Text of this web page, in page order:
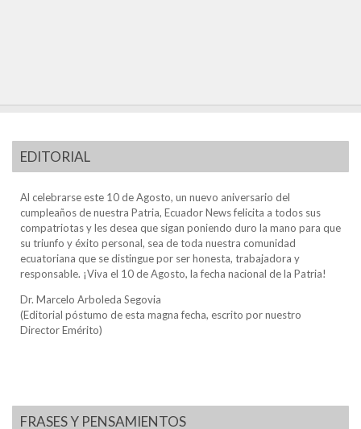
EDITORIAL
Al celebrarse este 10 de Agosto, un nuevo aniversario del
cumpleaños de nuestra Patria, Ecuador News felicita a todos sus
compatriotas y les desea que sigan poniendo duro la mano para que
su triunfo y éxito personal, sea de toda nuestra comunidad
ecuatoriana que se distingue por ser honesta, trabajadora y
responsable. ¡Viva el 10 de Agosto, la fecha nacional de la Patria!
Dr. Marcelo Arboleda Segovia
(Editorial póstumo de esta magna fecha, escrito por nuestro
Director Emérito)
FRASES Y PENSAMIENTOS